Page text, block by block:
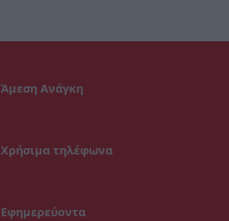
Άμεση Ανάγκη
Χρήσιμα τηλέφωνα
Εφημερεύοντα